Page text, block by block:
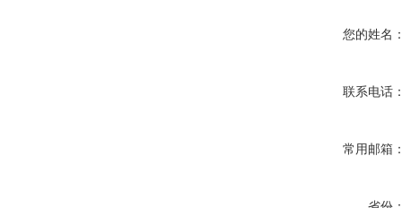
您的姓名
联系电话
常用邮箱